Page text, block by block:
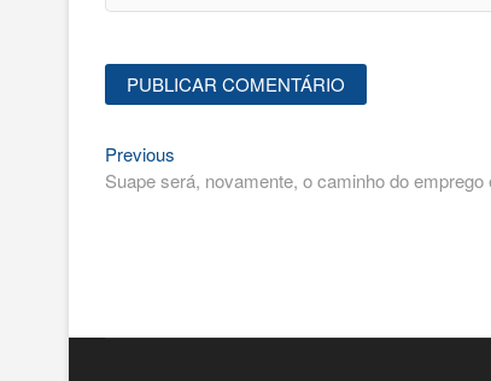
Navegação
de
Previous
post:
Suape será, novamente, o caminho do